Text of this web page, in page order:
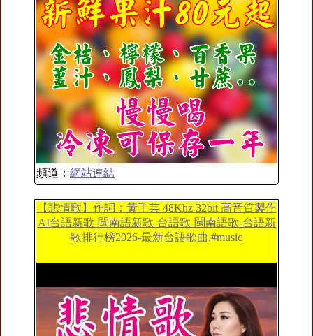
頻道： 網站連結
【悲情歌】作詞：黃千芸 48Khz 32bit 高音質製作
AI台語新歌-閩南語新歌-台語歌-閩南語歌-台語新
歌排行榜2026-最新台語歌曲,#music